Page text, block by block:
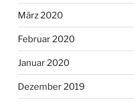
März 2020
Februar 2020
Januar 2020
Dezember 2019